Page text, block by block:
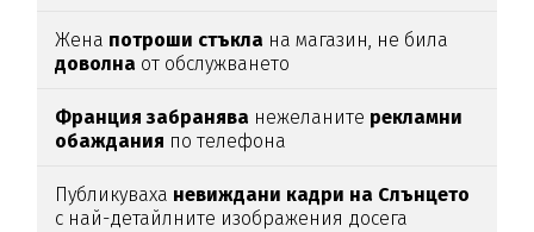
Жена потроши стъкла на магазин, не била
доволна от обслужването
Франция забранява нежеланите рекламни
обаждания по телефона
Публикуваха невиждани кадри на Слънцето
с най-детайлните изображения досега